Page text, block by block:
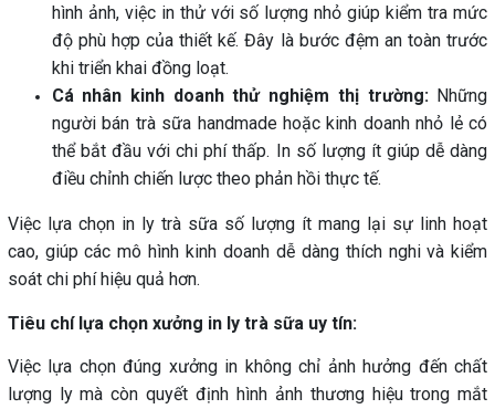
hình ảnh, việc in thử với số lượng nhỏ giúp kiểm tra mức
độ phù hợp của thiết kế. Đây là bước đệm an toàn trước
khi triển khai đồng loạt.
Cá nhân kinh doanh thử nghiệm thị trường:Những
người bán trà sữa handmade hoặc kinh doanh nhỏ lẻ có
thể bắt đầu với chi phí thấp. In số lượng ít giúp dễ dàng
điều chỉnh chiến lược theo phản hồi thực tế.
Việc lựa chọn in ly trà sữa số lượng ít mang lại sự linh hoạt
cao, giúp các mô hình kinh doanh dễ dàng thích nghi và kiểm
soát chi phí hiệu quả hơn.
Tiêu chí lựa chọn xưởng in ly trà sữa uy tín:
Việc lựa chọn đúng xưởng in không chỉ ảnh hưởng đến chất
lượng ly mà còn quyết định hình ảnh thương hiệu trong mắt